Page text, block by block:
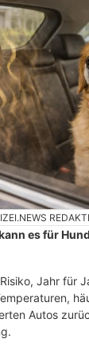
es für
Jahr für
Autos